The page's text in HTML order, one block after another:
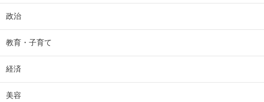
政治
教育・子育て
経済
美容